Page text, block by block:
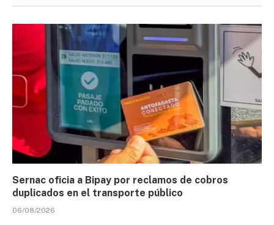
Sernac oficia a Bipay por reclamos de cobros
duplicados en el transporte público
06/08/2026